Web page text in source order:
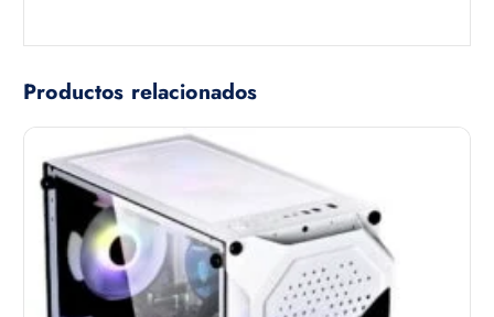
Productos relacionados